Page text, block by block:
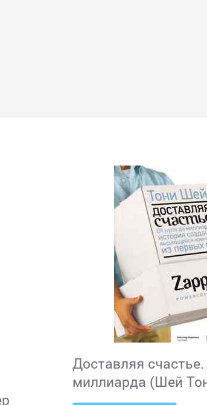
Доставляя
миллиарда (Шей